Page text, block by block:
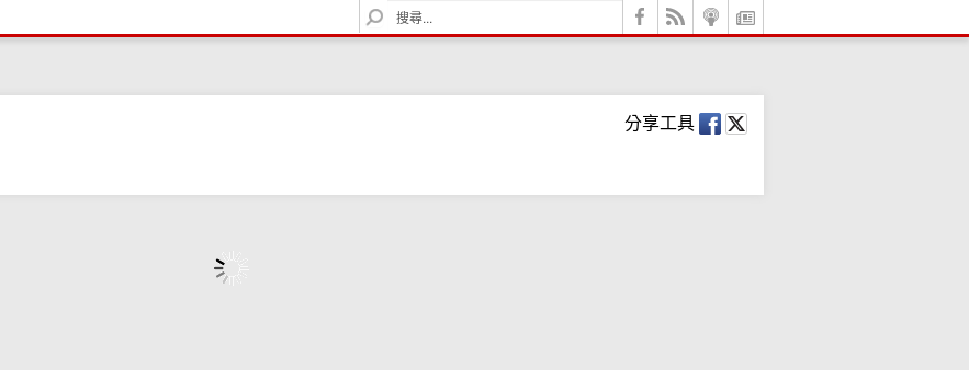
S
e
c
分享工具